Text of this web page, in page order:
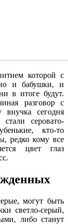
которой с
но и бабушки, и
в итоге будут.
разговор с
сегодня
стали серовато-
кто-то
редко кому все
цвет глаз
могут быть
светло-серый,
либо станут